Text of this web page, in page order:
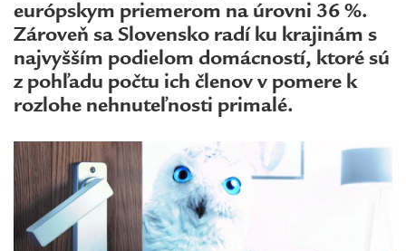
európskym priemerom na úrovni 36 %.
Zároveň sa Slovensko radí ku krajinám s
najvyšším podielom domácností, ktoré sú
z pohľadu počtu ich členov v pomere k
rozlohe nehnuteľnosti primalé.